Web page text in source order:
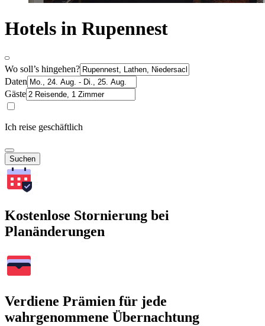
Hotels in Rupennest
Wo soll’s hingehen?
Daten
Gäste
Ich reise geschäftlich
Suchen
Kostenlose Stornierung bei
Planänderungen
Verdiene Prämien für jede
wahrgenommene Übernachtung